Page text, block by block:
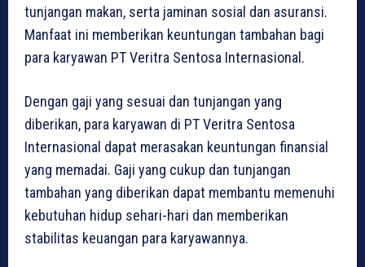
tunjangan makan, serta jaminan sosial dan asuransi.
Manfaat ini memberikan keuntungan tambahan bagi
para karyawan PT Veritra Sentosa Internasional.
Dengan gaji yang sesuai dan tunjangan yang
diberikan, para karyawan di PT Veritra Sentosa
Internasional dapat merasakan keuntungan finansial
yang memadai. Gaji yang cukup dan tunjangan
tambahan yang diberikan dapat membantu memenuhi
kebutuhan hidup sehari-hari dan memberikan
stabilitas keuangan para karyawannya.